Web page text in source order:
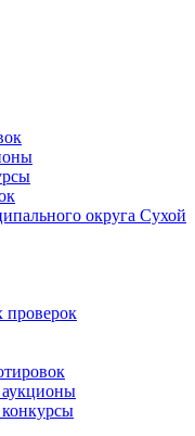
округа Сухой
проверок
аукционы
конкурсы